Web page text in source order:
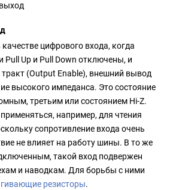
цифрового входа, когда
Pull Up и Pull Down отключены, и
(Output Enable), внешний вывод
высокого импеданса. Это состояние
третьим или состоянием Hi-Z.
например, для чтения
сопротивление входа очень
не влияет на работу шины. В то же
такой вход подвержен
и наводкам. Для борьбы с ними
резисторы.